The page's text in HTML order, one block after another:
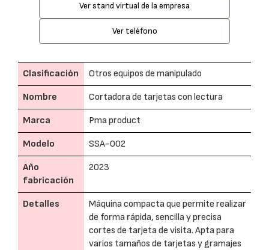
Ver stand virtual de la empresa
Ver teléfono
Clasificación Otros equipos de manipulado
Nombre Cortadora de tarjetas con lectura
Marca Pma product
Modelo SSA-002
Año
fabricación
2023
Detalles
Máquina compacta que permite realizar
de forma rápida, sencilla y precisa
cortes de tarjeta de visita. Apta para
varios tamaños de tarjetas y gramajes